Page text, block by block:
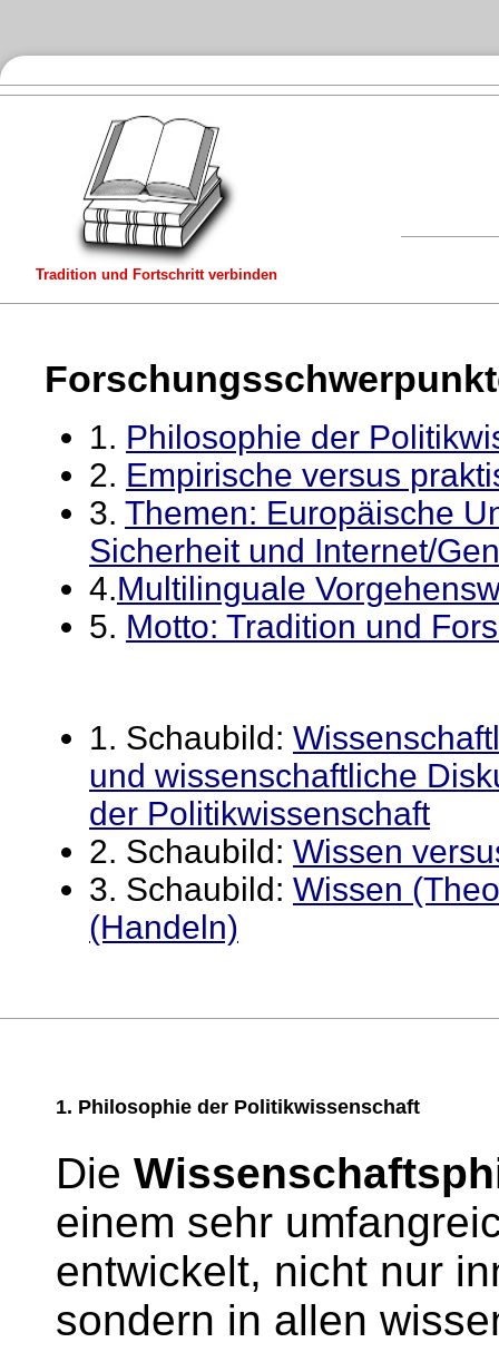
Tradition und Fortschritt verbinden
1. Philosophie der
2. Empirische versus
3. Themen: Europäische
Sicherheit und Internet/
4.Multilinguale
5. Motto: Tradition und
1. Schaubild:
und wissenschaftliche
der Politikwissenschaft
2. Schaubild: Wissen
3. Schaubild: Wissen
(Handeln)
1. Philosophie der Politikwissenschaft
Die
einem sehr
entwickelt, nicht nur
sondern in allen